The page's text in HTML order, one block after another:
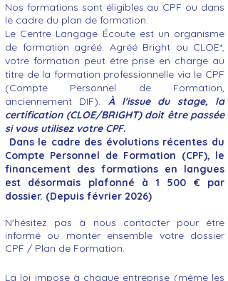
Nos formations sont éligibles au CPF ou dans
le cadre du plan de formation.
Le Centre Langage Écoute est un organisme
de formation agréé. Agréé Bright ou CLOE*,
votre formation peut être prise en charge au
titre de la formation professionnelle via le CPF
(Compte Personnel de Formation,
anciennement DIF). À l'issue du stage, la
certification (CLOE/BRIGHT) doit être passée
si vous utilisez votre CPF.
Dans le cadre des évolutions récentes du
Compte Personnel de Formation (CPF), le
financement des formations en langues
est désormais plafonné à 1 500 € par
dossier. (Depuis février 2026)
N'hésitez pas à nous contacter pour être
informé ou monter ensemble votre dossier
CPF / Plan de Formation.
La loi impose à chaque entreprise (même les